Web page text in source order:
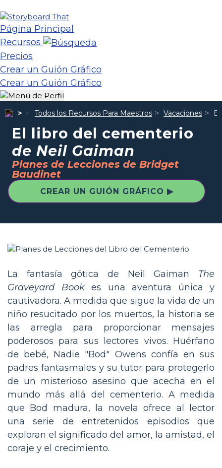
Página Principal
Recursos
Precios
Crear un Guión Gráfico
Crear un Guión Gráfico
Todos los Recursos Para Maestros Vacaciones
El libro del cementerio
de Neil Gaiman
Planes de Lecciones de Bridget
Baudinet
CREAR UN GUIÓN GRÁFICO ▶
La fantasía gótica de Neil Gaiman The
Graveyard Bookes una aventura única y
cautivadora. A medida que sigue la vida de un
niño resucitado por los muertos, la historia se
las arregla para proporcionar mensajes
poderosos para sus lectores vivos. Huérfano
de bebé, Nadie "Bod" Owens confía en sus
padres fantasmales y su tutor para protegerlo
de un misterioso asesino que acecha en el
mundo más allá del cementerio. A medida
que Bod madura, la novela ofrece al lector
una serie de entretenidos episodios que
exploran el significado del amor, la amistad, el
coraje y el crecimiento.